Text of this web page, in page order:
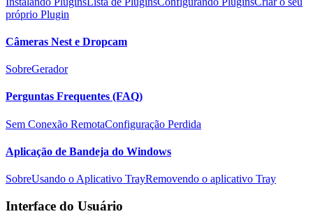
próprio Plugin
Câmeras Nest e Dropcam
SobreGerador
Perguntas Frequentes (FAQ)
Sem Conexão RemotaConfiguração Perdida
Aplicação de Bandeja do Windows
SobreUsando o Aplicativo TrayRemovendo o aplicativo Tray
Interface do Usuário